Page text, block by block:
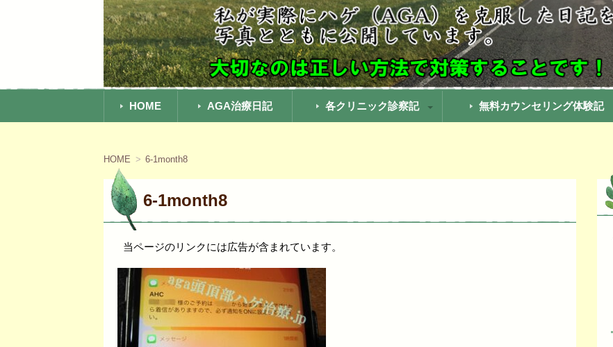
コ
HOME AGA治療日記 各クリニック診察記 無料カウンセリング体験記
HOME 6-1month8
6-1month8
当ページのリンクには広告が含まれています。